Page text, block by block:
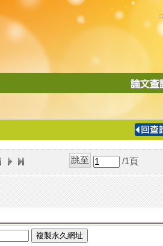
:::
導
/1 頁
複製永久網址